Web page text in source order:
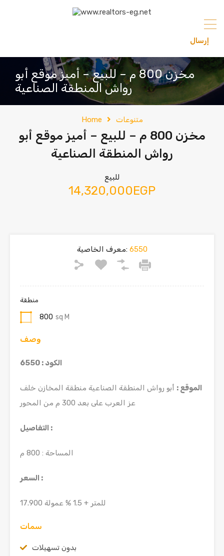
إرسال
مخزن 800 م – للبيع – أميز موقع أبو
رواش المنطقة الصناعية
Home متنوعات
مخزن 800 م – للبيع – أميز موقع أبو
رواش المنطقة الصناعية
للبيع
14,320,000EGP
معرف الخاصية:6550
منطقة
800 sq M
وصف
الكود : 6550
الموقع : أبو رواش المنطقة الصناعية منطقة المخازن خلف
عز العرب على بعد 300 م من المحور
التفاصيل :
المساحة : 800 م
السعر :
17.900 للمتر + 1.5 % عمولة
سمات
بدون تسهيلات